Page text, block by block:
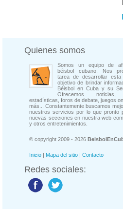
Quienes somos
Somos un equipo de
béisbol cubano. Nos
tarea de desarrollar
objetivo de brindar
Béisbol en Cuba y su
Ofrecemos noticias,
estadísticas, foros de debate, juegos
más... Constantemente buscamos
nuestros servicios por lo que pronto
nuevas secciones en nuestra web
y otros entretenimientos.
© copyright 2009 - 2026
Inicio | Mapa del sitio | Contacto
Redes sociales: